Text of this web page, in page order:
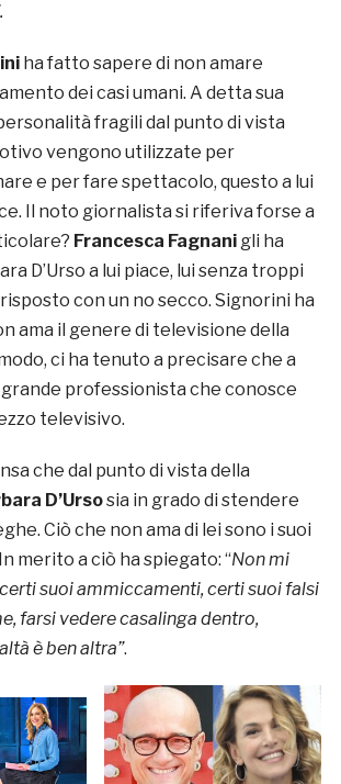
ha fatto sapere di non amare
dei casi umani. A detta sua
fragili dal punto di vista
vengono utilizzate per
e per fare spettacolo, questo a lui
Il noto giornalista si riferiva forse a
Francesca Fagnanigli ha
D’Urso a lui piace, lui senza troppi
con un no secco. Signorini ha
ama il genere di televisione della
modo, ci ha tenuto a precisare che a
grande professionista che conosce
televisivo.
che dal punto di vista della
D’Ursosia in grado di stendere
Ciò che non ama di lei sono i suoi
merito a ciò ha spiegato: “Non mi
suoi ammiccamenti, certi suoi falsi
farsi vedere casalinga dentro,
è ben altra”.